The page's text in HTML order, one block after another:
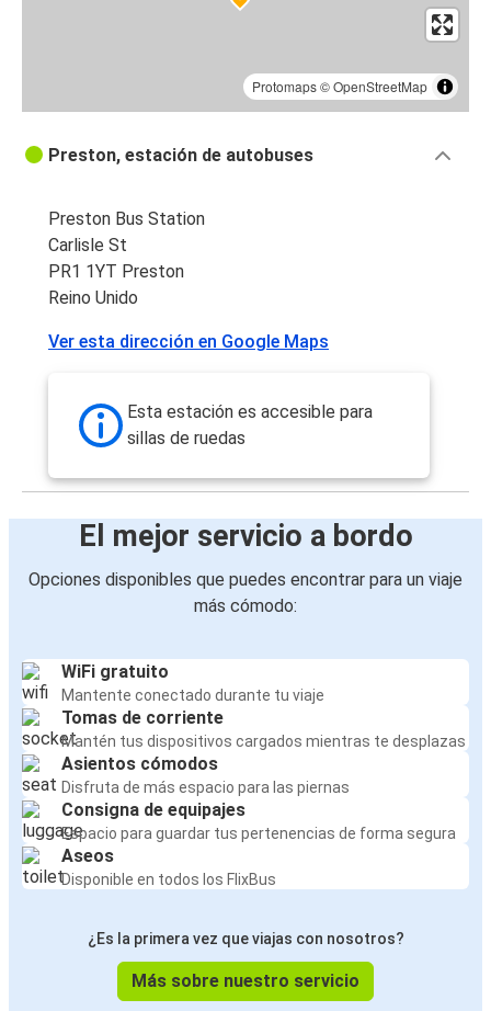
Protomaps©OpenStreetMap
Preston, estación de autobuses
Preston Bus Station
Carlisle St
PR1 1YT Preston
Reino Unido
Ver esta dirección en Google Maps
Esta estación es accesible para
sillas de ruedas
El mejor servicio a bordo
Opciones disponibles que puedes encontrar para un viaje
más cómodo:
WiFi gratuito
Mantente conectado durante tu viaje
Tomas de corriente
Mantén tus dispositivos cargados mientras te desplazas
Asientos cómodos
Disfruta de más espacio para las piernas
Consigna de equipajes
Espacio para guardar tus pertenencias de forma segura
Aseos
Disponible en todos los FlixBus
¿Es la primera vez que viajas con nosotros?
Más sobre nuestro servicio